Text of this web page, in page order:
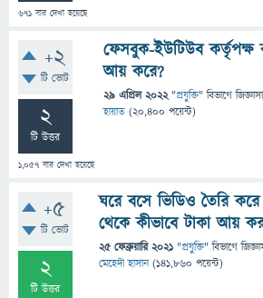
671 বার দেখা হয়েছে
+2
টি ভোট
2
টি উত্তর
1,057 বার দেখা হয়েছে
ফেসবুক-ইউটিউব কর্তৃপক্ষ
আয় করে?
29 এপ্রিল 2022 "প্রযুক্তি" বিভাগে
হায়াত (20,400 পয়েন্ট)
+5
টি ভোট
2
টি উত্তর
ঘরে বসে ভিডিও তৈরি
থেকে কীভাবে টাকা আয়
25 ফেব্রুয়ারি 2021 "প্রযুক্তি" বিভাগে
মেহেদী হাসান (141,860 পয়েন্ট)